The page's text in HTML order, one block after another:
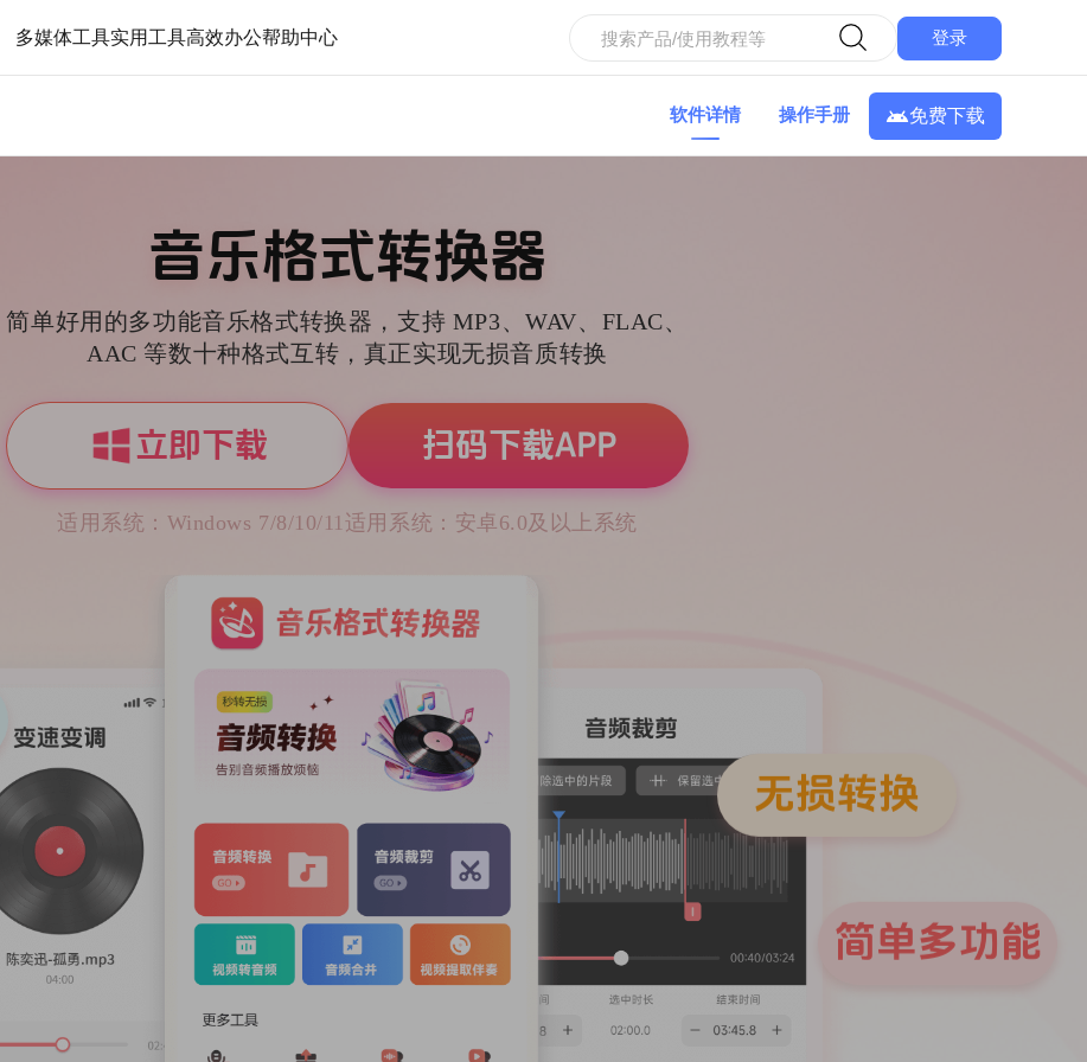
多媒体工具实用工具高效办公帮助中心 登录
软件详情 操作手册 免费下载
音乐格式转换器
简单好用的多功能音乐格式转换器，支持 MP3、WAV、FLAC、
AAC 等数十种格式互转，真正实现无损音质转换
立即下载 扫码下载APP
适用系统：Windows 7/8/10/11适用系统：安卓6.0及以上系统
无损转换
简单多功能